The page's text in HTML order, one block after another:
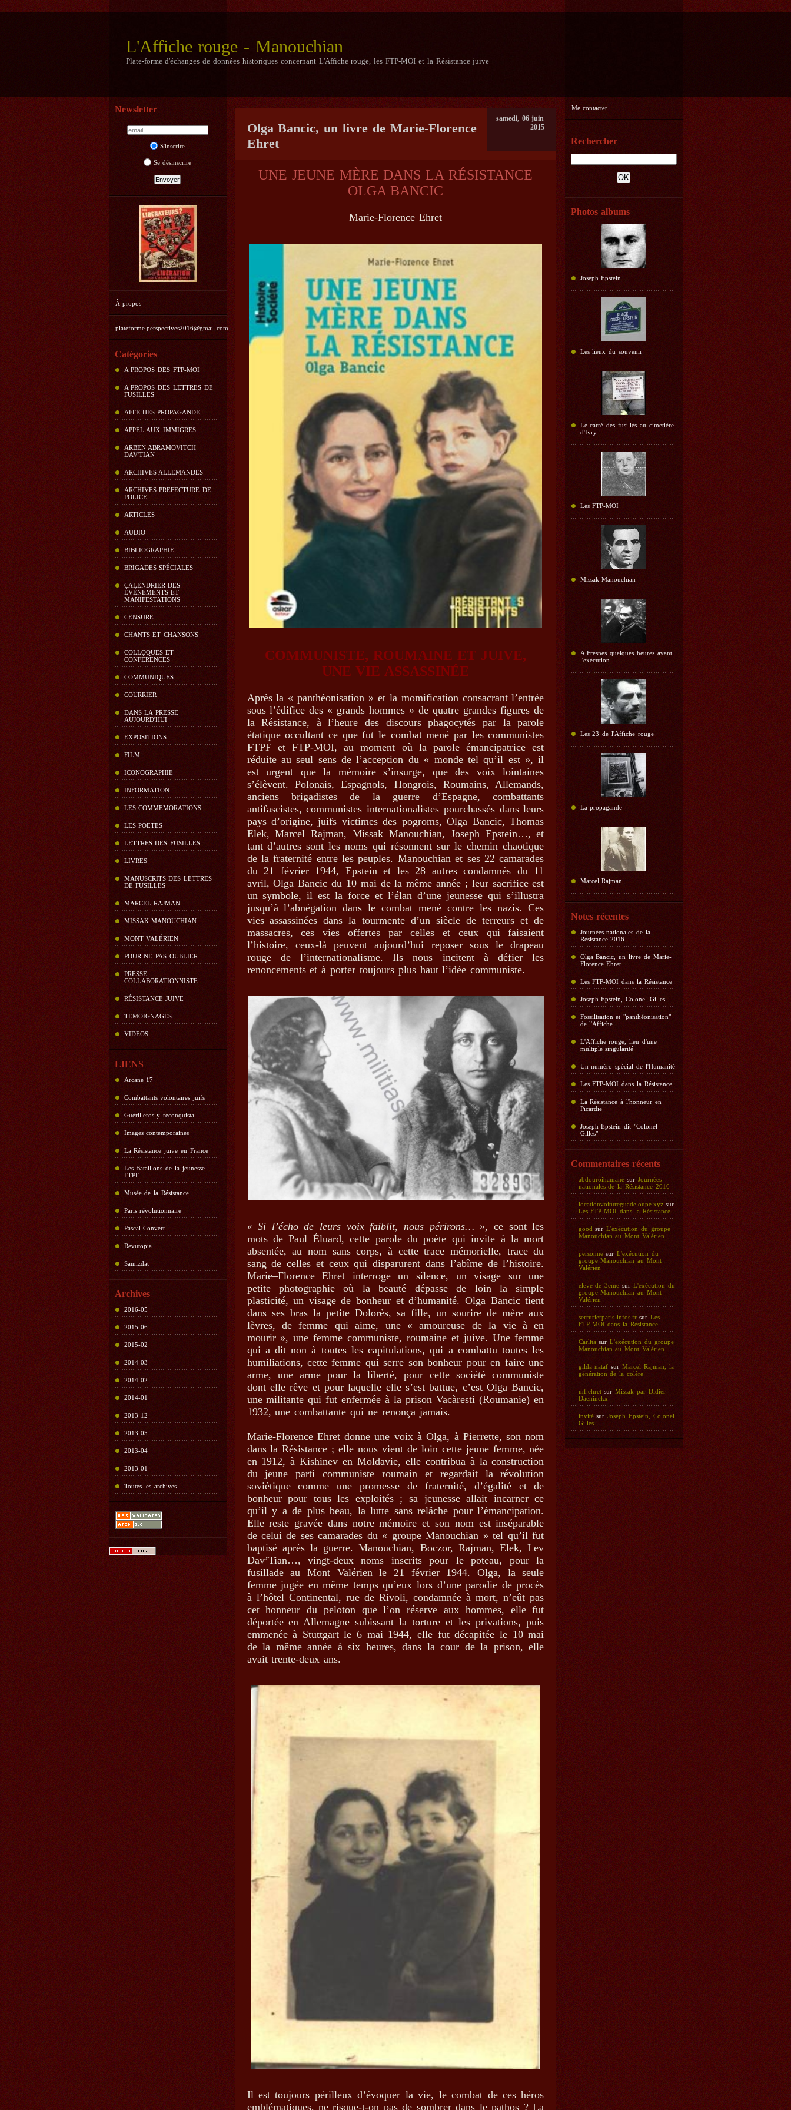
L'Affiche rouge - Manouchian
Plate-forme d'échanges de données historiques concernant L'Affiche rouge, les FTP-MOI et la Résistance juive
Newsletter
S'inscrire
Se désinscrire
À propos
plateforme.perspectives2016@gmail.com
Catégories
A PROPOS DES FTP-MOI
A PROPOS DES LETTRES DE
FUSILLES
AFFICHES-PROPAGANDE
APPEL AUX IMMIGRES
ARBEN ABRAMOVITCH
DAV'TIAN
ARCHIVES ALLEMANDES
ARCHIVES PREFECTURE DE
POLICE
ARTICLES
AUDIO
BIBLIOGRAPHIE
BRIGADES SPÉCIALES
CALENDRIER DES
ÉVÉNEMENTS ET
MANIFESTATIONS
CENSURE
CHANTS ET CHANSONS
COLLOQUES ET
CONFÉRENCES
COMMUNIQUES
COURRIER
DANS LA PRESSE
AUJOURD'HUI
EXPOSITIONS
FILM
ICONOGRAPHIE
INFORMATION
LES COMMEMORATIONS
LES POETES
LETTRES DES FUSILLES
LIVRES
MANUSCRITS DES LETTRES
DE FUSILLES
MARCEL RAJMAN
MISSAK MANOUCHIAN
MONT VALÉRIEN
POUR NE PAS OUBLIER
PRESSE
COLLABORATIONNISTE
RÉSISTANCE JUIVE
TEMOIGNAGES
VIDEOS
LIENS
Arcane 17
Combattants volontaires juifs
Guérilleros y reconquista
Images contemporaines
La Résistance juive en France
Les Bataillons de la jeunesse
FTPF
Musée de la Résistance
Paris révolutionnaire
Pascal Convert
Revutopia
Samizdat
Archives
2016-05
2015-06
2015-02
2014-03
2014-02
2014-01
2013-12
2013-05
2013-04
2013-01
Toutes les archives
Me contacter
Rechercher
Photos albums
Joseph Epstein
Les lieux du souvenir
Le carré des fusillés au cimetière
d'Ivry
Les FTP-MOI
Missak Manouchian
A Fresnes quelques heures avant
l'exécution
Les 23 de l'Affiche rouge
La propagande
Marcel Rajman
Notes récentes
Journées nationales de la
Résistance 2016
Olga Bancic, un livre de Marie-
Florence Ehret
Les FTP-MOI dans la Résistance
Joseph Epstein, Colonel Gilles
Fossilisation et "panthéonisation"
de l'Affiche...
L'Affiche rouge, lieu d'une
multiple singularité
Un numéro spécial de l'Humanité
Les FTP-MOI dans la Résistance
La Résistance à l'honneur en
Picardie
Joseph Epstein dit "Colonel
Gilles"
Commentaires récents
abdouroihamanesurJournées
nationales de la Résistance 2016
locationvoitureguadeloupe.xyzsur
Les FTP-MOI dans la Résistance
good surL'exécution du groupe
Manouchian au Mont Valérien
personnesurL'exécution du
groupe Manouchian au Mont
Valérien
eleve de 3eme sur L'exécution du
groupe Manouchian au Mont
Valérien
serrurierparis-infos.frsurLes
FTP-MOI dans la Résistance
Carlita surL'exécution du groupe
Manouchian au Mont Valérien
gilda nataf surMarcel Rajman, la
génération de la colère
mf.ehretsurMissak par Didier
Daeninckx
invitésurJoseph Epstein, Colonel
Gilles
samedi, 06 juin
2015
Olga Bancic, un livre de Marie-Florence
Ehret
UNE JEUNE MÈRE DANS LA RÉSISTANCE
OLGA BANCIC
Marie-Florence Ehret
COMMUNISTE, ROUMAINE ET JUIVE,
UNE VIE ASSASSINÉE
Après la « panthéonisation » et la momification consacrant l’entrée
sous l’édifice des « grands hommes » de quatre grandes figures de
la Résistance, à l’heure des discours phagocytés par la parole
étatique occultant ce que fut le combat mené par les communistes
FTPF et FTP-MOI, au moment où la parole émancipatrice est
réduite au seul sens de l’acception du « monde tel qu’il est », il
est urgent que la mémoire s’insurge, que des voix lointaines
s’élèvent. Polonais, Espagnols, Hongrois, Roumains, Allemands,
anciens brigadistes de la guerre d’Espagne, combattants
antifascistes, communistes internationalistes pourchassés dans leurs
pays d’origine, juifs victimes des pogroms, Olga Bancic, Thomas
Elek, Marcel Rajman, Missak Manouchian, Joseph Epstein…, et
tant d’autres sont les noms qui résonnent sur le chemin chaotique
de la fraternité entre les peuples. Manouchian et ses 22 camarades
du 21 février 1944, Epstein et les 28 autres condamnés du 11
avril, Olga Bancic du 10 mai de la même année ; leur sacrifice est
un symbole, il est la force et l’élan d’une jeunesse qui s’illustra
jusqu’à l’abnégation dans le combat mené contre les nazis. Ces
vies assassinées dans la tourmente d’un siècle de terreurs et de
massacres, ces vies offertes par celles et ceux qui faisaient
l’histoire, ceux-là peuvent aujourd’hui reposer sous le drapeau
rouge de l’internationalisme. Ils nous incitent à défier les
renoncements et à porter toujours plus haut l’idée communiste.
« Si l’écho de leurs voix faiblit, nous périrons… », ce sont les
mots de Paul Éluard, cette parole du poète qui invite à la mort
absentée, au nom sans corps, à cette trace mémorielle, trace du
sang de celles et ceux qui disparurent dans l’abîme de l’histoire.
Marie–Florence Ehret interroge un silence, un visage sur une
petite photographie où la beauté dépasse de loin la simple
plasticité, un visage de bonheur et d’humanité. Olga Bancic tient
dans ses bras la petite Dolorès, sa fille, un sourire de mère aux
lèvres, de femme qui aime, une « amoureuse de la vie à en
mourir », une femme communiste, roumaine et juive. Une femme
qui a dit non à toutes les capitulations, qui a combattu toutes les
humiliations, cette femme qui serre son bonheur pour en faire une
arme, une arme pour la liberté, pour cette société communiste
dont elle rêve et pour laquelle elle s’est battue, c’est Olga Bancic,
une militante qui fut enfermée à la prison Vacàresti (Roumanie) en
1932, une combattante qui ne renonça jamais.
Marie-Florence Ehret donne une voix à Olga, à Pierrette, son nom
dans la Résistance ; elle nous vient de loin cette jeune femme, née
en 1912, à Kishinev en Moldavie, elle contribua à la construction
du jeune parti communiste roumain et regardait la révolution
soviétique comme une promesse de fraternité, d’égalité et de
bonheur pour tous les exploités ; sa jeunesse allait incarner ce
qu’il y a de plus beau, la lutte sans relâche pour l’émancipation.
Elle reste gravée dans notre mémoire et son nom est inséparable
de celui de ses camarades du « groupe Manouchian » tel qu’il fut
baptisé après la guerre. Manouchian, Boczor, Rajman, Elek, Lev
Dav’Tian…, vingt-deux noms inscrits pour le poteau, pour la
fusillade au Mont Valérien le 21 février 1944. Olga, la seule
femme jugée en même temps qu’eux lors d’une parodie de procès
à l’hôtel Continental, rue de Rivoli, condamnée à mort, n’eût pas
cet honneur du peloton que l’on réserve aux hommes, elle fut
déportée en Allemagne subissant la torture et les privations, puis
emmenée à Stuttgart le 6 mai 1944, elle fut décapitée le 10 mai
de la même année à six heures, dans la cour de la prison, elle
avait trente-deux ans.
Il est toujours périlleux d’évoquer la vie, le combat de ces héros
emblématiques, ne risque-t-on pas de sombrer dans le pathos ? La